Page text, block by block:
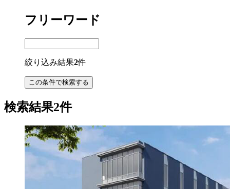
フリーワード
絞り込み結果2件
検索結果2件